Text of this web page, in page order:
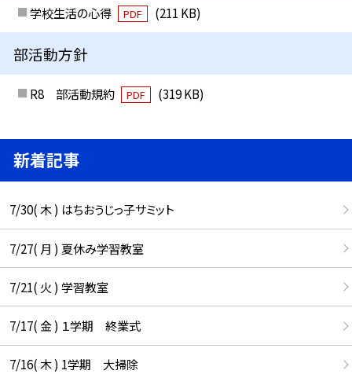
学校生活の心得 PDF (211 KB)
部活動方針
R8 部活動規約 PDF (319 KB)
新着記事
7/30( 木 ) はちおうじっ子サミット
7/27( 月 ) 夏休み学習教室
7/21( 火 ) 学習教室
7/17( 金 ) １学期 終業式
7/16( 木 ) 1学期 大掃除